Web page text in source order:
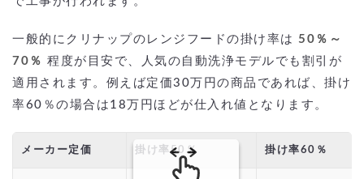
一般的にクリナップのレンジフードの掛け率は 50％～
70％ 程度が目安で、人気の自動洗浄モデルでも割引が
適用されます。例えば定価30万円の商品であれば、掛け
率60％の場合は18万円ほどが仕入れ値となります。
メーカー定価 掛け率50％ 掛け率60％